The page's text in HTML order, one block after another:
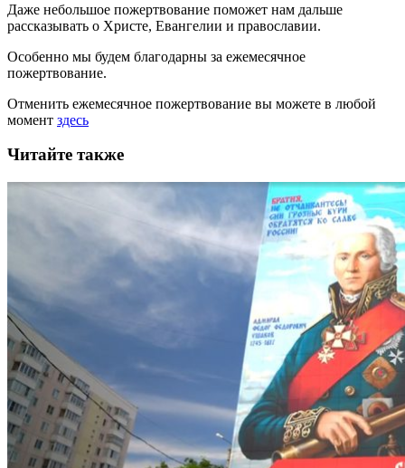
Даже небольшое пожертвование поможет нам дальше
рассказывать о Христе, Евангелии и православии.
Особенно мы будем благодарны за ежемесячное
пожертвование.
Отменить ежемесячное пожертвование вы можете в любой
момент здесь
Читайте также